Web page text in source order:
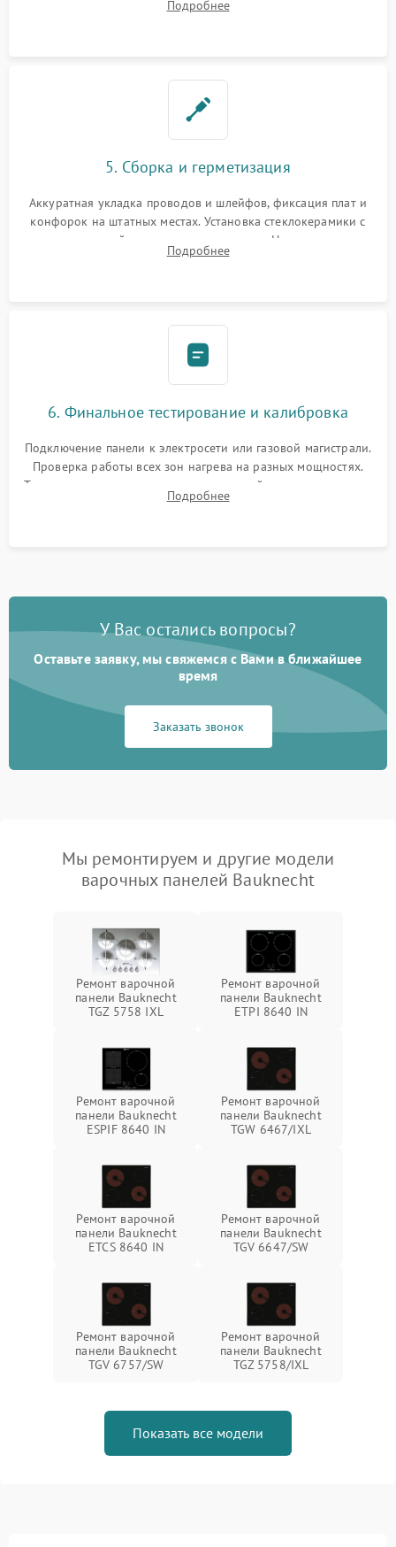
дорожек. Очистка контактов и замена поврежденной
Подробнее
5. Сборка и герметизация
Аккуратная укладка проводов и шлейфов, фиксация плат и
конфорок на штатных местах. Установка стеклокерамики с
проверкой равномерности зазоров. Нанесение
термостойкого герметика или укладка уплотнительной
Подробнее
6. Финальное тестирование и калибровка
Подключение панели к электросети или газовой магистрали.
Проверка работы всех зон нагрева на разных мощностях.
Тестирование сенсорного управления, таймера, индикаторов
остаточного тепла и систем защиты от перегрева.
Подробнее
У Вас остались вопросы?
Оставьте заявку, мы свяжемся с Вами в ближайшее
время
Заказать звонок
Мы ремонтируем и другие модели
варочных панелей Bauknecht
Ремонт варочной
панели Bauknecht
TGZ 5758 IXL
Ремонт варочной
панели Bauknecht
ETPI 8640 IN
Ремонт варочной
панели Bauknecht
ESPIF 8640 IN
Ремонт варочной
панели Bauknecht
TGW 6467/IXL
Ремонт варочной
панели Bauknecht
ETCS 8640 IN
Ремонт варочной
панели Bauknecht
TGV 6647/SW
Ремонт варочной
панели Bauknecht
TGV 6757/SW
Ремонт варочной
панели Bauknecht
TGZ 5758/IXL
Показать все модели